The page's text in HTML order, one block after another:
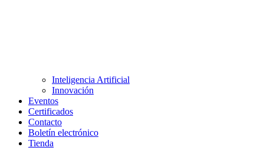
Inteligencia Artificial
Innovación
Eventos
Certificados
Contacto
Boletín electrónico
Tienda